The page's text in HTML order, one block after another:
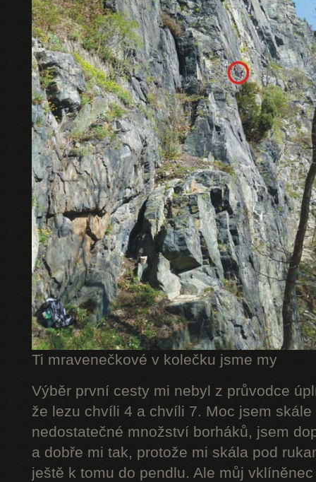
Ti mravenečkové v kolečku jsme my
Výběr první cesty mi nebyl z průvodce
že lezu chvíli 4 a chvíli 7. Moc jsem
nedostatečné množství borháků, jsem
a dobře mi tak, protože mi skála pod
ještě k tomu do pendlu. Ale můj